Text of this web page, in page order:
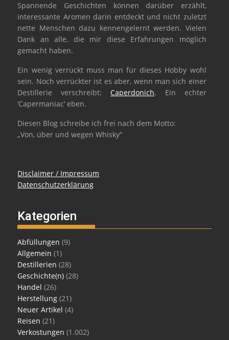
Spannende Geschichten können darüber erzählt,
interessante Aromen darin entdeckt und nicht zuletzt
nette Menschen dazu kennengelernt werden. Vielen
Dank an alle, die mir diese Erfahrungen möglich
gemacht haben.
Ein wenig verrückt muss man für dieses Hobby wohl
sein. Noch verrückter ist es aber, wenn man sich einer
Destillerie verschreibt: Caperdonich. Ein echter
‘Capermaniac‘ eben.
Diesen Blog schreibe ich frei nach dem Motto:
„Von, über und wegen Whisky“
Disclaimer / Impressum
Datenschutzerklärung
Kategorien
Abfüllungen (9)
Allgemein (1)
Destillerien (28)
Geschichte(n) (28)
Handel (26)
Herstellung (21)
Neuer Artikel (4)
Reisen (21)
Verkostungen (1.002)